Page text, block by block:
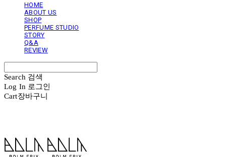
HOME
ABOUT US
SHOP
PERFUME STUDIO
STORY
Q&A
REVIEW
Search 검색
Log In 로그인
Cart장바구니